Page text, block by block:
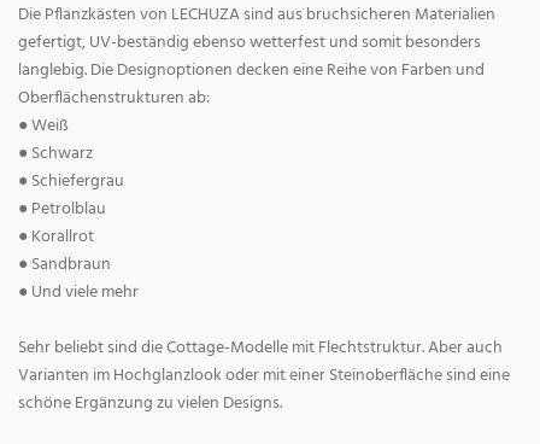
Die Pflanzkästen von LECHUZA sind aus bruchsicheren Materialien
gefertigt, UV-beständig ebenso wetterfest und somit besonders
langlebig. Die Designoptionen decken eine Reihe von Farben und
Oberflächenstrukturen ab:
● Weiß
● Schwarz
● Schiefergrau
● Petrolblau
● Korallrot
● Sandbraun
● Und viele mehr
Sehr beliebt sind die Cottage-Modelle mit Flechtstruktur. Aber auch
Varianten im Hochglanzlook oder mit einer Steinoberfläche sind eine
schöne Ergänzung zu vielen Designs.